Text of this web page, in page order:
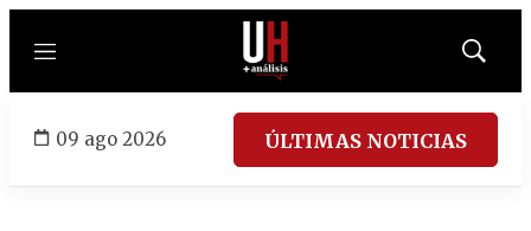
Menú
Mostrar
09 ago 2026 ÚLTIMAS NOTICIAS